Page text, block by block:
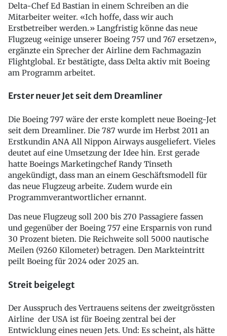
Delta-Chef Ed Bastian in einem Schreiben an die
Mitarbeiter weiter. «Ich hoffe, dass wir auch
Erstbetreiber werden.» Langfristig könne das neue
Flugzeug «einige unserer Boeing 757 und 767 ersetzen»,
ergänzte ein Sprecher der Airline dem Fachmagazin
Flightglobal. Er bestätigte, dass Delta aktiv mit Boeing
am Programm arbeitet.
Erster neuer Jet seit dem Dreamliner
Die Boeing 797 wäre der erste komplett neue Boeing-Jet
seit dem Dreamliner. Die 787 wurde im Herbst 2011 an
Erstkundin ANA All Nippon Airways ausgeliefert. Vieles
deutet auf eine Umsetzung der Idee hin. Erst gerade
hatte Boeings Marketingchef Randy Tinseth
angekündigt, dass man an einem Geschäftsmodell für
das neue Flugzeug arbeite. Zudem wurde ein
Programmverantwortlicher ernannt.
Das neue Flugzeug soll 200 bis 270 Passagiere fassen
und gegenüber der Boeing 757 eine Ersparnis von rund
30 Prozent bieten. Die Reichweite soll 5000 nautische
Meilen (9260 Kilometer) betragen. Den Markteintritt
peilt Boeing für 2024 oder 2025 an.
Streit beigelegt
Der Ausspruch des Vertrauens seitens der zweitgrössten
Airline der USA ist für Boeing zentral bei der
Entwicklung eines neuen Jets. Und: Es scheint, als hätte